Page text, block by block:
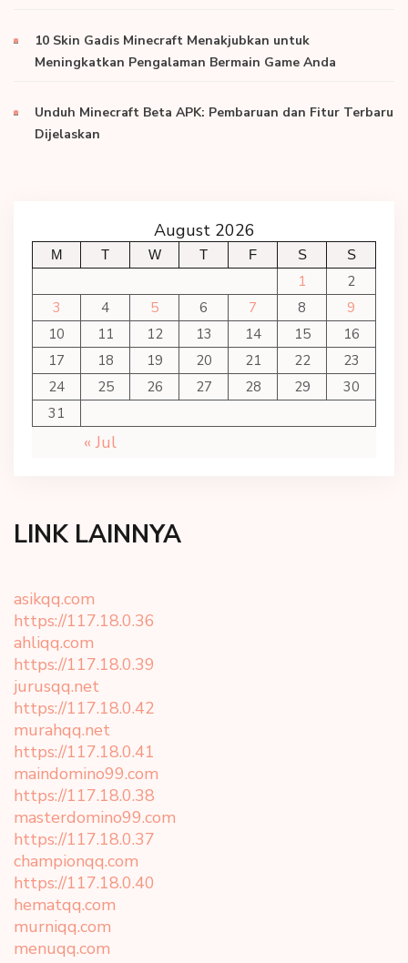
10 Skin Gadis Minecraft Menakjubkan untuk
Meningkatkan Pengalaman Bermain Game Anda
Unduh Minecraft Beta APK: Pembaruan dan Fitur Terbaru
Dijelaskan
August 2026
M T W T F S S
1
2
3
4 5 6 7 8
9
10
11 12 13 14 15
16
17
18 19 20 21 22
23
24
25 26 27 28 29
30
31
« Jul
LINK LAINNYA
asikqq.com
https://117.18.0.36
ahliqq.com
https://117.18.0.39
jurusqq.net
https://117.18.0.42
murahqq.net
https://117.18.0.41
maindomino99.com
https://117.18.0.38
masterdomino99.com
https://117.18.0.37
championqq.com
https://117.18.0.40
hematqq.com
murniqq.com
menuqq.com